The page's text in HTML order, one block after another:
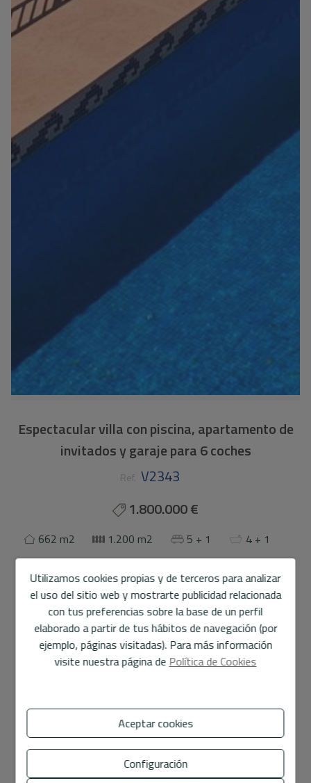
Espectacular villa con piscina, apartamento de
invitados y garaje para 6 coches
Ref. V2343
1.800.000 €
662 m2 1.200 m2 5 + 1 4 + 1
Chalet/VillaenAltea
Le presentamos esta fantástica villa distribuida en
varias plantas, diseñada para ofrecer amplitud,
comodidad y espacios perfectos tanto para vivir todo el
año como para disfrutar en familia.
bienvenida sofisticada y acogedora.
La planta principal dispone de un aseo de cortesía,
moderna cocina americana abierta al salón y una amplia
zona de estar muy luminosa.
Mostrar más
Características
Utilizamos cookies propias y de terceros para analizar
el uso del sitio web y mostrarte publicidad relacionada
con tus preferencias sobre la base de un perfil
elaborado a partir de tus hábitos de navegación (por
ejemplo, páginas visitadas). Para más información
visite nuestra página de Política de Cookies
Aceptar cookies
Configuración